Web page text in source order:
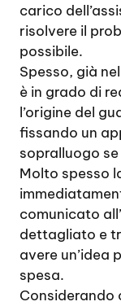
carico
risolvere il
possibile.
Spesso, già
è in grado di
l’origine del
fissando un
sopralluogo
Molto spesso
comunicato
dettagliato e
avere un’idea
spesa.
Considerando